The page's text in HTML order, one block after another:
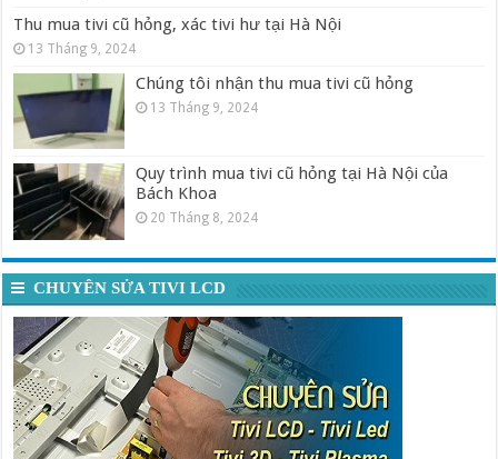
Thu mua tivi cũ hỏng, xác tivi hư tại Hà Nội
13 Tháng 9, 2024
Chúng tôi nhận thu mua tivi cũ hỏng
13 Tháng 9, 2024
Quy trình mua tivi cũ hỏng tại Hà Nội của
Bách Khoa
20 Tháng 8, 2024
CHUYÊN SỬA TIVI LCD